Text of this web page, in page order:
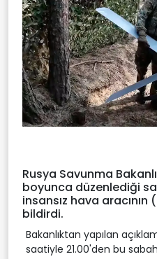
Rusya Savunma
boyunca düzenlediği
insansız hava
bildirdi.
Bakanlıktan yapılan
saatiyle 21.00'den bu